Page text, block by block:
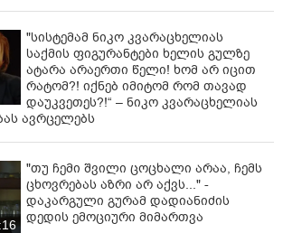
"სისტემამ ნიკო კვარაცხელიას
საქმის ფიგურანტები ხელის გულზე
ატარა არაერთი წელი! ხომ არ იცით
რატომ?! იქნებ იმიტომ რომ თავად
დაუკვეთეს?!“ – ნიკო კვარაცხელიას
ავრცელებს
"თუ ჩემი შვილი ცოცხალი არაა, ჩემს
ცხოვრებას აზრი არ აქვს..." -
დაკარგული გურამ დადიანიძის
დედის ემოციური მიმართვა